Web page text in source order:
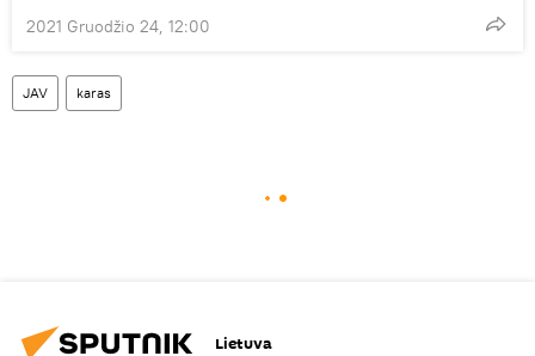
2021 Gruodžio 24, 12:00
JAV karas
Lietuva